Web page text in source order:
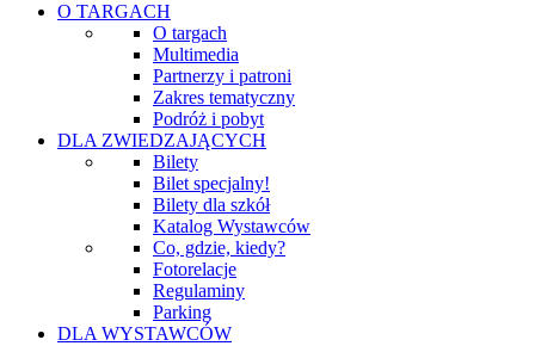
O TARGACH
O targach
Multimedia
Partnerzy i patroni
Zakres tematyczny
Podróż i pobyt
DLA ZWIEDZAJĄCYCH
Bilety
Bilet specjalny!
Bilety dla szkół
Katalog Wystawców
Co, gdzie, kiedy?
Fotorelacje
Regulaminy
Parking
DLA WYSTAWCÓW